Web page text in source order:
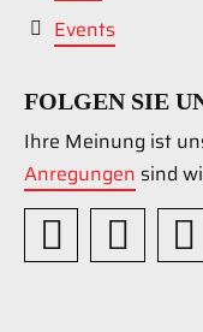
Events
FOLGEN SIE
Ihre Meinung ist
Anregungen sind